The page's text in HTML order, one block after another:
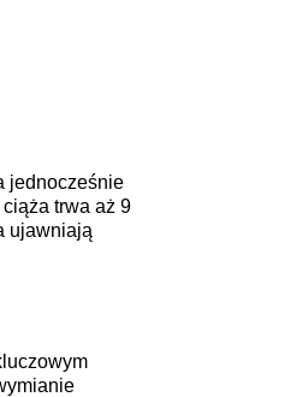
jednocześnie
trwa aż 9
ujawniają